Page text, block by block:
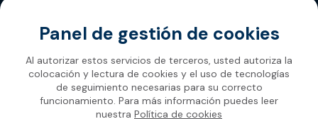
Panel de gestión de cookies
Al autorizar estos servicios de terceros, usted autoriza la
colocación y lectura de cookies y el uso de tecnologías
de seguimiento necesarias para su correcto
funcionamiento. Para más información puedes leer
nuestra Política de cookies